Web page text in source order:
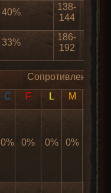
40%
138-
144
33%
186-
192
Сопротивления
C
F L M
0% 0% 0% 0% 0%